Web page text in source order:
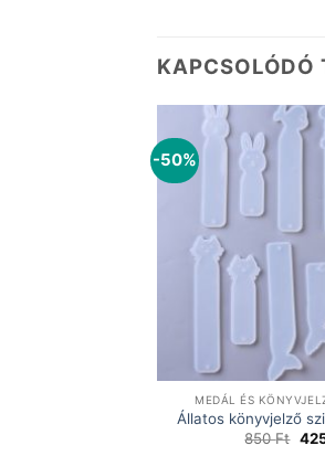
KAPCSOLÓDÓ
-50%
MEDÁL ÉS
Állatos könyvjelző
850Ft